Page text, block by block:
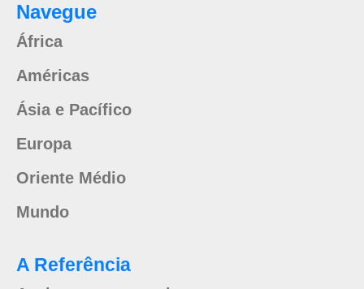
Navegue
África
Américas
Ásia e Pacífico
Europa
Oriente Médio
Mundo
A Referência